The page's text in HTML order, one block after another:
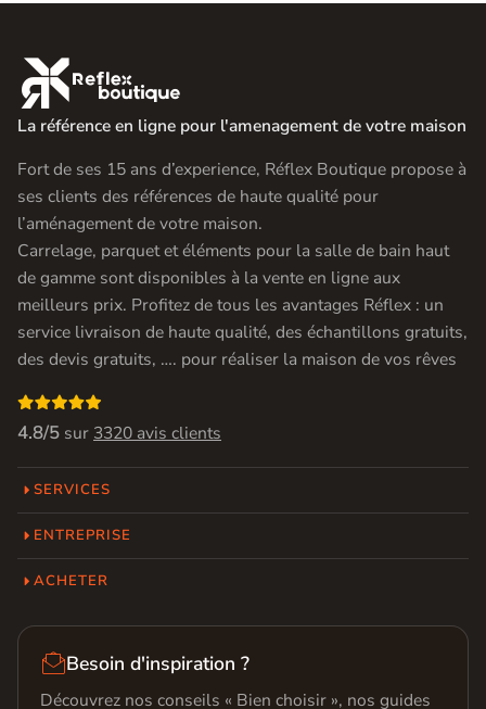

La référence en ligne pour l'amenagement de votre maison
Fort de ses 15 ans d’experience, Réflex Boutique propose à
ses clients des références de haute qualité pour
l’aménagement de votre maison.
Carrelage, parquet et éléments pour la salle de bain haut
de gamme sont disponibles à la vente en ligne aux
meilleurs prix. Profitez de tous les avantages Réflex : un
service livraison de haute qualité, des échantillons gratuits,
des devis gratuits, …. pour réaliser la maison de vos rêves

4.8/5 sur 3320 avis clients
SERVICES
ENTREPRISE
ACHETER
Besoin d'inspiration ?
Découvrez nos conseils « Bien choisir », nos guides